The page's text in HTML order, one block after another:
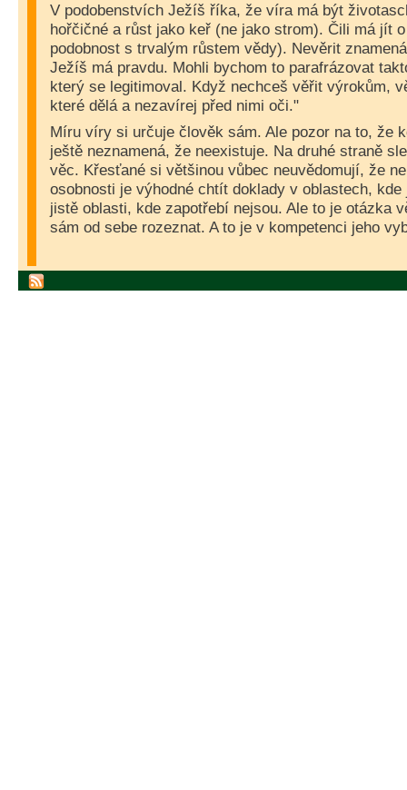
V podobenstvích Ježíš říka, že víra má být
hořčičné a růst jako keř (ne jako strom). Čili má jít
podobnost s trvalým růstem vědy). Nevěrit
Ježíš má pravdu. Mohli bychom to parafrázovat
který se legitimoval. Když nechceš věřit výrokům,
které dělá a nezavírej před nimi oči."
Míru víry si určuje člověk sám. Ale pozor na to, že
ještě neznamená, že neexistuje. Na druhé straně
věc. Křesťané si většinou vůbec neuvědomují, že
osobnosti je výhodné chtít doklady v oblastech,
jistě oblasti, kde zapotřebí nejsou. Ale to je otázka
sám od sebe rozeznat. A to je v kompetenci jeho